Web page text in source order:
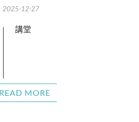
2025-12-27
微講堂
READ MORE